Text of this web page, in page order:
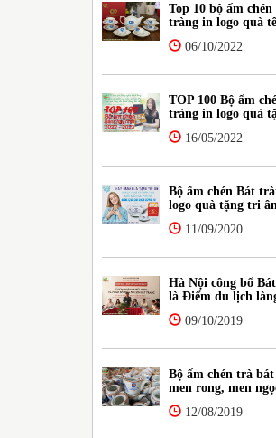
Top 10 bộ ấm
tràng in logo quà
06/10/2022
TOP 100 Bộ ấm
tràng in logo quà
16/05/2022
Bộ ấm chén Bát
logo quà tặng tri
11/09/2020
Hà Nội công bố
là Điểm du lịch
09/10/2019
Bộ ấm chén trà
men rong, men
12/08/2019